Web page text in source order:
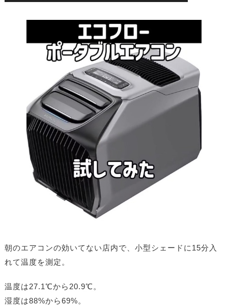
朝のエアコンの効いてない店内で、小型シェードに15分入
れて温度を測定。
温度は27.1℃から20.9℃。
湿度は88%から69%。